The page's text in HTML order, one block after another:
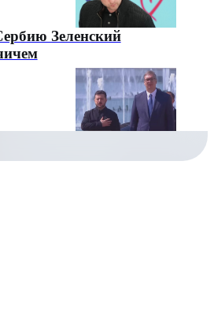
Зеленский